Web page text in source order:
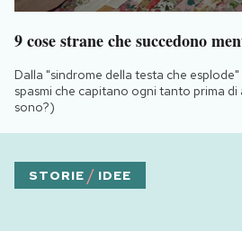
9 cose strane che succedono
Dalla "sindrome della testa che
spasmi che capitano ogni tanto prima
sono?)
STORIE / IDEE